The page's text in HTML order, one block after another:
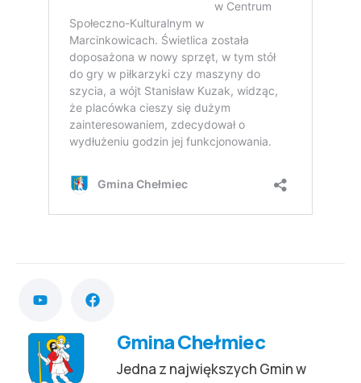
Gmina Chełmiec
Jedna z największych Gmin w